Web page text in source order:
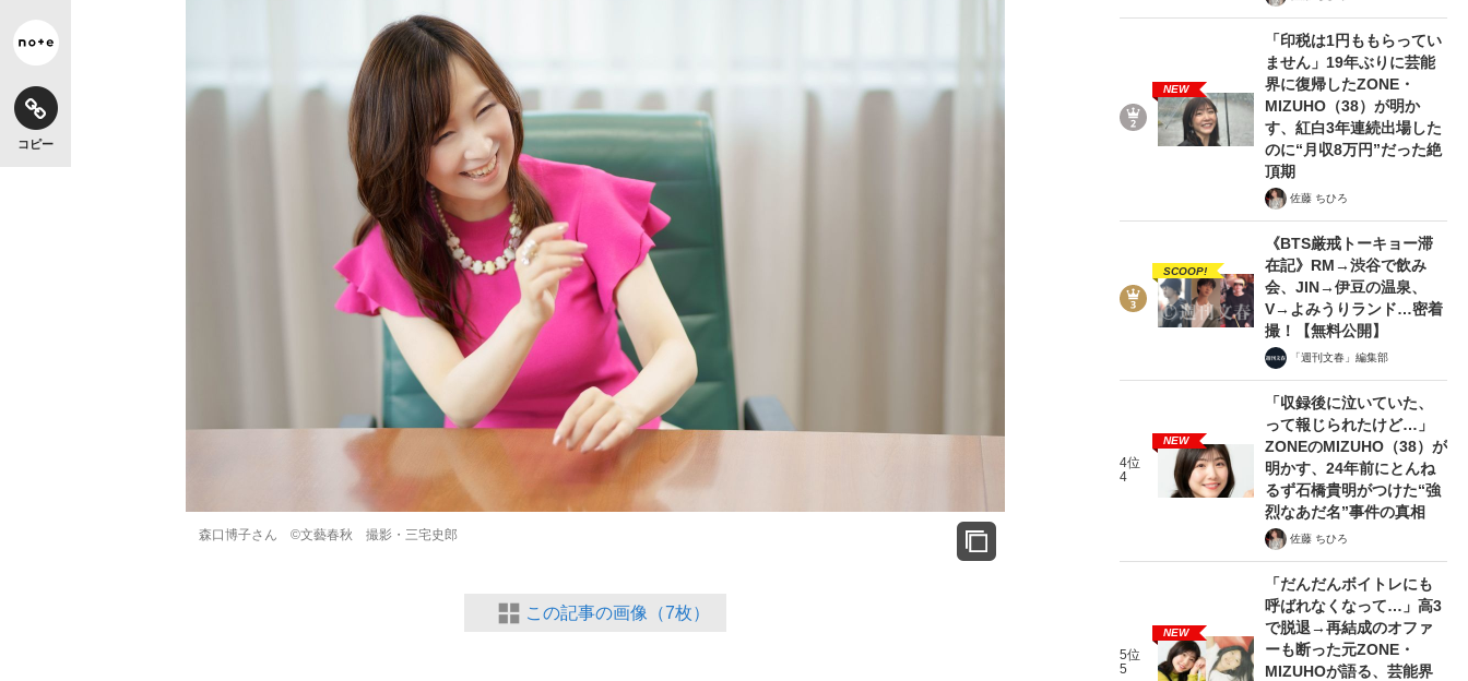
コピー
森口博子さん ©文藝春秋 撮影・三宅史郎
この記事の画像（7枚）
NEW
「印税は1円ももらってい
ません」19年ぶりに芸能
界に復帰したZONE・
MIZUHO（38）が明か
す、紅白3年連続出場した
のに“月収8万円”だった絶
頂期
佐藤 ちひろ
SCOOP!
《BTS厳戒トーキョー滞
在記》RM→渋谷で飲み
会、JIN→伊豆の温泉、
V→よみうりランド…密着
撮！【無料公開】
「週刊文春」編集部
4位
4
NEW
「収録後に泣いていた、
って報じられたけど…」
ZONEのMIZUHO（38）が
明かす、24年前にとんね
るず石橋貴明がつけた“強
烈なあだ名”事件の真相
佐藤 ちひろ
5位
5
NEW
「だんだんボイトレにも
呼ばれなくなって…」高3
で脱退→再結成のオファ
ーも断った元ZONE・
MIZUHOが語る、芸能界